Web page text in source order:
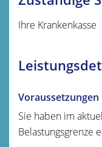
Ihre Krankenkasse
Voraussetzungen
Sie haben im
Belastungsgrenze